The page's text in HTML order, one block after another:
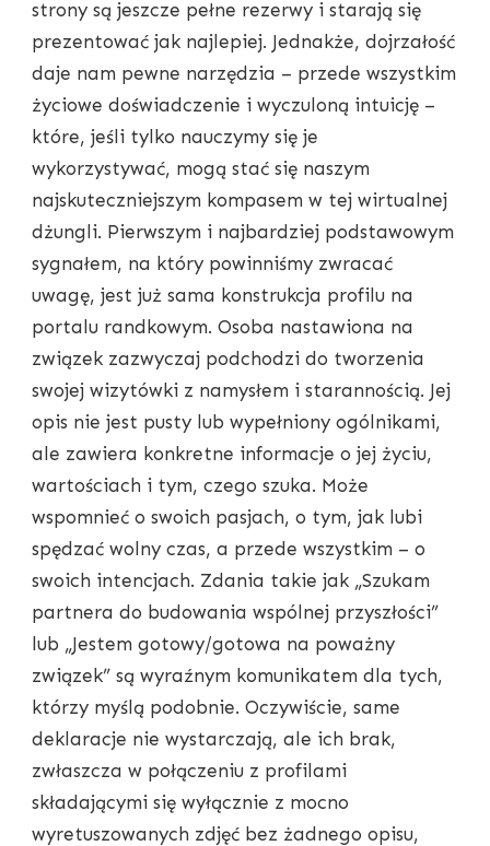
strony są jeszcze pełne rezerwy i starają się
prezentować jak najlepiej. Jednakże, dojrzałość
daje nam pewne narzędzia – przede wszystkim
życiowe doświadczenie i wyczuloną intuicję –
które, jeśli tylko nauczymy się je
wykorzystywać, mogą stać się naszym
najskuteczniejszym kompasem w tej wirtualnej
dżungli. Pierwszym i najbardziej podstawowym
sygnałem, na który powinniśmy zwracać
uwagę, jest już sama konstrukcja profilu na
portalu randkowym. Osoba nastawiona na
związek zazwyczaj podchodzi do tworzenia
swojej wizytówki z namysłem i starannością. Jej
opis nie jest pusty lub wypełniony ogólnikami,
ale zawiera konkretne informacje o jej życiu,
wartościach i tym, czego szuka. Może
wspomnieć o swoich pasjach, o tym, jak lubi
spędzać wolny czas, a przede wszystkim – o
swoich intencjach. Zdania takie jak „Szukam
partnera do budowania wspólnej przyszłości”
lub „Jestem gotowy/gotowa na poważny
związek” są wyraźnym komunikatem dla tych,
którzy myślą podobnie. Oczywiście, same
deklaracje nie wystarczają, ale ich brak,
zwłaszcza w połączeniu z profilami
składającymi się wyłącznie z mocno
wyretuszowanych zdjęć bez żadnego opisu,